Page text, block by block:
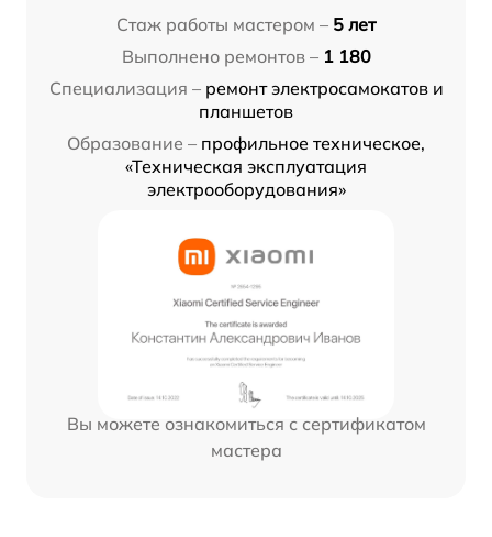
Стаж работы мастером – 5 лет
Выполнено ремонтов – 1 180
Специализация – ремонт электросамокатов и
планшетов
Образование – профильное техническое,
«Техническая эксплуатация
электрооборудования»
Вы можете ознакомиться с сертификатом
мастера